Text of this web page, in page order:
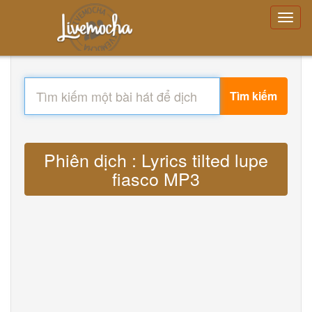
Tìm kiếm
Phiên dịch : Lyrics tilted lupe
fiasco MP3